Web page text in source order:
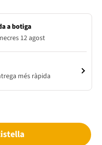
a botiga
12 agost
més ràpida